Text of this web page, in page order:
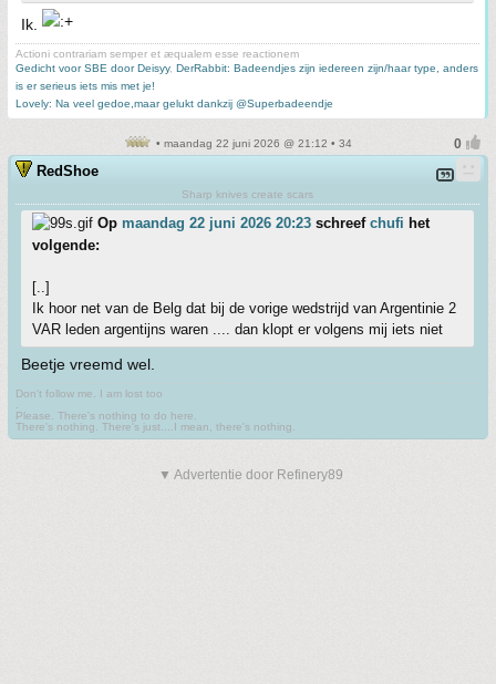
Ik.
Actioni contrariam semper et æqualem esse reactionem
Gedicht voor SBE door Deisyy, DerRabbit: Badeendjes zijn iedereen zijn/haar type, anders
is er serieus iets mis met je!
Lovely: Na veel gedoe,maar gelukt dankzij @Superbadeendje
• maandag 22 juni 2026 @ 21:12 • 34
RedShoe
Sharp knives create scars
Op maandag 22 juni 2026 20:23 schreef chufi het
volgende:
[..]
Ik hoor net van de Belg dat bij de vorige wedstrijd van Argentinie 2
VAR leden argentijns waren .... dan klopt er volgens mij iets niet
Beetje vreemd wel.
Don't follow me. I am lost too
Please. There's nothing to do here.
There's nothing. There's just....I mean, there's nothing.
▼ Advertentie door Refinery89